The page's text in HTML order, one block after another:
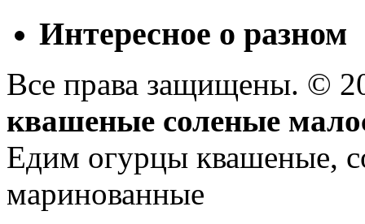
Интересное о разном
Все права защищены. ©
квашеные соленые
Едим огурцы квашеные,
маринованные